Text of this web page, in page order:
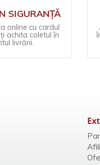
SIGURANȚĂ
online cu cardul
achita coletul în
livrării.